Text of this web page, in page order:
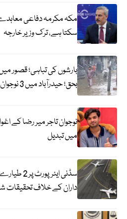
مکہ مکرمہ دفاعی
سکتا ہے، ترک وزیر خارجہ
بحق؛ حیدرآباد میں 3 نوجوان ڈوب گئے
نوجوان تاجر میر رضا کے
میں تبدیل
سڈنی
داران کے خلاف تحقیقات